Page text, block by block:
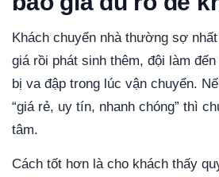
Khách chuyển nhà thường sợ
giá rồi phát sinh thêm, đội làm
bị va đập trong lúc vận chuyển.
“giá rẻ, uy tín, nhanh chóng” thì
tâm.
Cách tốt hơn là cho khách thấy